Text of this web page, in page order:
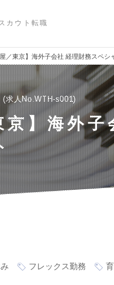
カウト転職
屋／東京】海外子会社 経理財務スペシ
求人No.WTH-s001
京】海外
フレックス勤務